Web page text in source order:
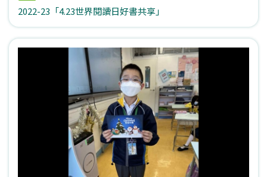
2022-23「4.23世界閱讀日好書共享」